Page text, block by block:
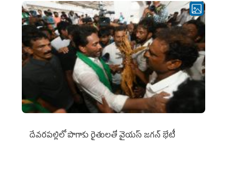
దేవరపల్లిలో పొగాకు రైతులతో వైయస్ జగన్ భేటీ